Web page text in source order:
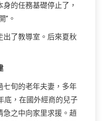
的任務基礎停止了，
”。
出了教導室。后來夏秋
七旬的老年夫妻，多年
底，在國外經商的兒子
急之中向家里求援。趙